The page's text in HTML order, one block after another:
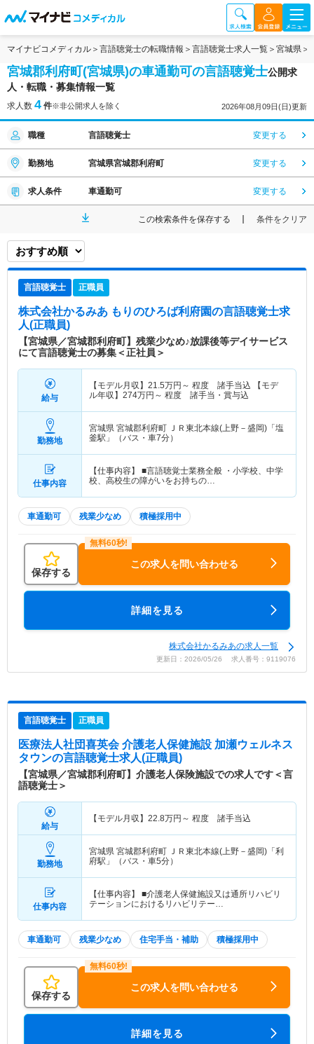
マイナビコメディカル 言語聴覚士の転職情報 言語聴覚士求人一覧 宮城県
宮城郡利府町(宮城県)の車通勤可の言語聴覚士公開求
人・転職・募集情報一覧
求人数 4 件※非公開求人を除く 2026年08月09日(日)更新
職種 言語聴覚士 変更する
勤務地 宮城県宮城郡利府町 変更する
求人条件 車通勤可 変更する
この検索条件を保存する 条件をクリア
言語聴覚士 正職員
株式会社かるみあ もりのひろば利府園の言語聴覚士求
人(正職員)
【宮城県／宮城郡利府町】残業少なめ♪放課後等デイサービス
にて言語聴覚士の募集＜正社員＞
給与
【モデル月収】 21.5万円～ 程度 諸手当込 【モデ
ル年収】 274万円～ 程度 諸手当・賞与込
勤務地
宮城県 宮城郡利府町 ＪＲ東北本線(上野－盛岡)「塩
釜駅」（バス・車7分）
仕事内容
【仕事内容】 ■言語聴覚士業務全般 ・小学校、中学
校、高校生の障がいをお持ちの…
車通勤可 残業少なめ 積極採用中
保存する
この求人を問い合わせる
詳細を見る
株式会社かるみあの求人一覧
更新日：2026/05/26 求人番号：9119076
言語聴覚士 正職員
医療法人社団喜英会 介護老人保健施設 加瀬ウェルネス
タウンの言語聴覚士求人(正職員)
【宮城県／宮城郡利府町】介護老人保険施設での求人です＜言
語聴覚士＞
給与
【モデル月収】 22.8万円～ 程度 諸手当込
勤務地
宮城県 宮城郡利府町 ＪＲ東北本線(上野－盛岡)「利
府駅」（バス・車5分）
仕事内容
【仕事内容】 ■介護老人保健施設又は通所リハビリ
テーションにおけるリハビリテー…
車通勤可 残業少なめ 住宅手当・補助 積極採用中
保存する
この求人を問い合わせる
詳細を見る